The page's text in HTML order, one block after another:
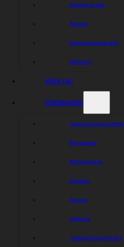
Biljetter & Info
Årskort
Nästa hemmamatch
Hitta hit!
VÅRA LAG
FÖRENINGEN
Ungdomsverksamhet
Bli medlem
Bli funktionär
Styrelse
Arenan
Historia
Träning/Öppen bana